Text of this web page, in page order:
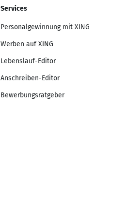
Services
Personalgewinnung mit XING
Werben auf XING
Lebenslauf-Editor
Anschreiben-Editor
Bewerbungsratgeber